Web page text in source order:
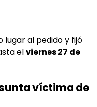
lugar al pedido y fijó
elviernes 27 de
víctima de